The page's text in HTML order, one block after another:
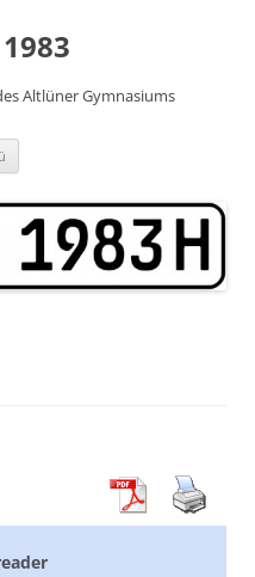
Altlüner Gymnasiums